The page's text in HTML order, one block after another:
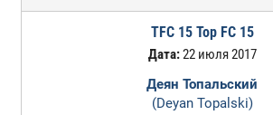
TFC 15 Top FC 15
Дата:22 июля 2017
Деян Топальский
(Deyan Topalski)